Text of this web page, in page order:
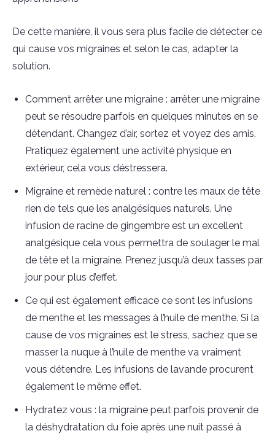
De cette manière, il vous sera plus facile de détecter ce
qui cause vos migraines et selon le cas, adapter la
solution.
Comment arrêter une migraine : arrêter une migraine
peut se résoudre parfois en quelques minutes en se
détendant. Changez d’air, sortez et voyez des amis.
Pratiquez également une activité physique en
extérieur, cela vous déstressera.
Migraine et remède naturel : contre les maux de tête
rien de tels que les analgésiques naturels. Une
infusion de racine de gingembre est un excellent
analgésique cela vous permettra de soulager le mal
de tête et la migraine. Prenez jusqu’à deux tasses par
jour pour plus d’effet.
Ce qui est également efficace ce sont les infusions
de menthe et les messages à l’huile de menthe. Si la
cause de vos migraines est le stress, sachez que se
masser la nuque à l’huile de menthe va vraiment
vous détendre. Les infusions de lavande procurent
également le même effet.
Hydratez vous : la migraine peut parfois provenir de
la déshydratation du foie après une nuit passé à